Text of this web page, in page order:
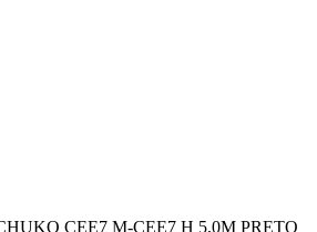
CEE7 M-CEE7 H 5,0M PRETO